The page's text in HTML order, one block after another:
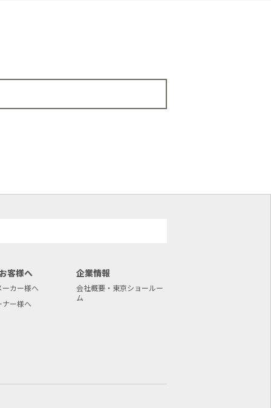
客様へ
ーカー様へ
ナー様へ
企業情報
会社概要・東京ショールー
ム